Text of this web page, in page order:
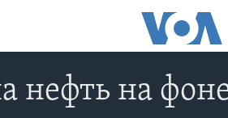
нефть на